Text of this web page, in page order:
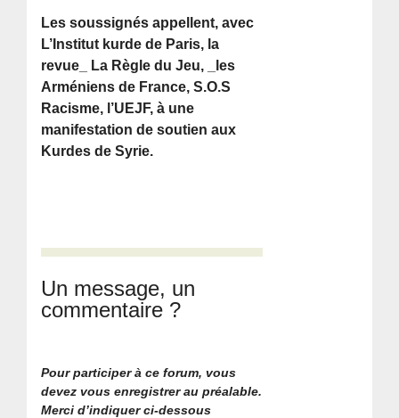
Les soussignés appellent, avec
L’Institut kurde de Paris, la
revue_ La Règle du Jeu, _les
Arméniens de France, S.O.S
Racisme, l’UEJF, à une
manifestation de soutien aux
Kurdes de Syrie.
Un message, un
commentaire ?
Pour participer à ce forum, vous
devez vous enregistrer au préalable.
Merci d’indiquer ci-dessous